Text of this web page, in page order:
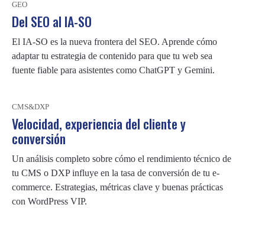
o
v
a
c
ó
n
e
m
p
r
GEO
Del SEO al IA-SO
El IA-SO es la nueva frontera del SEO. Aprende cómo
adaptar tu estrategia de contenido para que tu web sea
fuente fiable para asistentes como ChatGPT y Gemini.
CMS&DXP
Velocidad, experiencia del cliente y
conversión
Un análisis completo sobre cómo el rendimiento técnico de
tu CMS o DXP influye en la tasa de conversión de tu e-
commerce. Estrategias, métricas clave y buenas prácticas
con WordPress VIP.